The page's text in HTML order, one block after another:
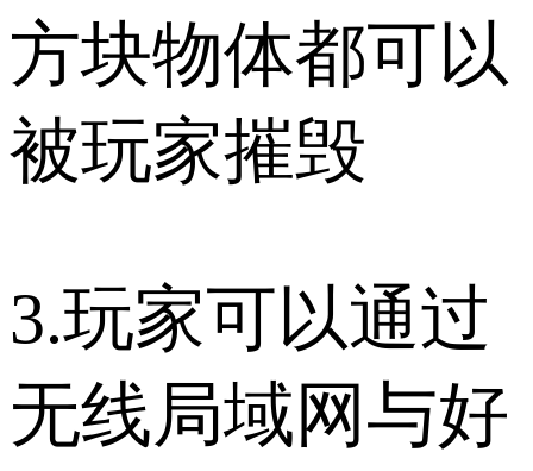
方块物体都可以
被玩家摧毁
3.玩家可以通过
无线局域网与好